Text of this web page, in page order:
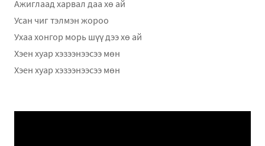
Ажиглаад харвал даа хө ай
Усан чиг тэлмэн жороо
Ухаа хонгор морь шүү дээ хө ай
Хэен хуар хэзээнээсээ мөн
Хэен хуар хэзээнээсээ мөн